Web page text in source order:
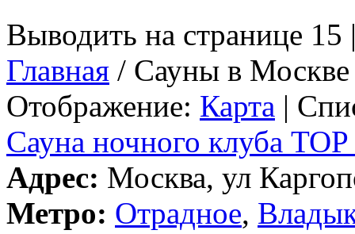
Выводить на странице
Главная / Сауны в Москве
Отображение: Карта |
Сауна ночного клуба
Адрес: Москва, ул
Метро: Отрадное,